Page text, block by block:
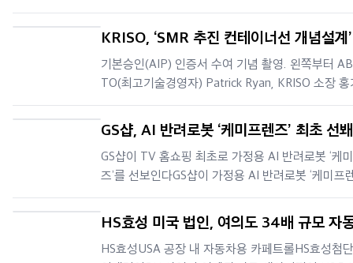
기 전문 제조업체인 이탈리아의 스페셜트라스포
trasfo S.p.A.)의 인수를 완료했다고 발표했다.이번
에는 이탈리아 내 3개의 생산시설과 130명 이상의
원이 포함된다. 스페셜트라스포는 2025년 약
로의
KRISO, ‘SMR 추진 컨테이너선 개념설계
국선급협회 기본승인 획득
기본승인(AIP) 인증서 수여 기념 촬영. 왼쪽부터
TO(최고기술경영자) Patrick Ryan, KRISO 소장 홍
KAERI 선진원자로연구소장 조진영선박해양플랜트
소(KRISO, 소장 홍기용)는 용융염원자로(MSR,
Salt Reactor)를 적용한 1만5000TEU급 소형모듈
로(SMR, Small Modular Reac
GS샵, AI 반려로봇 ‘케미프렌즈’ 최초 선
새로운 스마트 가전 시대 열렸다
GS샵이 TV 홈쇼핑 최초로 가정용 AI 반려로봇 ‘케
즈’를 선보인다GS샵이 가정용 AI 반려로봇 ‘케미프
즈’를 홈쇼핑 최초로 선보인다.AI 기술이 빠르게 일
로 확산되며 AI가 접목된 반려로봇이 새로운 스마
으로 주목받고 있다. 시니어층의 건강 모니터링과
교감은 물론 1인 가구의 생활 동반자
HS효성 미국 법인, 여의도 34배 규모 자
용 카페트 누적 판매 돌파
HS효성USA 공장 내 자동차용 카페트롤HS효성첨